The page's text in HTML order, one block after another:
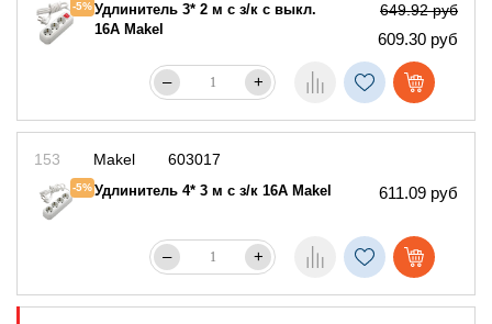
-5%Удлинитель 3* 2 м с з/к с выкл.
16А Makel
649.92 руб
609.30 руб
– +
603017
153
-5%Удлинитель 4* 3 м с з/к 16А Makel 611.09 руб
Makel
– +